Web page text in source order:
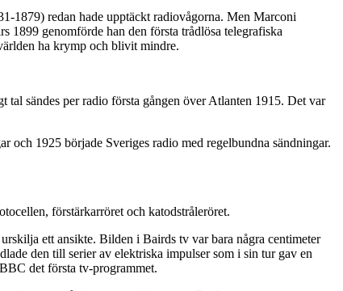
1879) redan hade upptäckt radiovågorna. Men Marconi
1899 genomförde han den första trådlösa telegrafiska
ha krymp och blivit mindre.
sändes per radio första gången över Atlanten 1915. Det var
och 1925 började Sveriges radio med regelbundna sändningar.
förstärkarröret och katodstråleröret.
ett ansikte. Bilden i Bairds tv var bara några centimeter
den till serier av elektriska impulser som i sin tur gav en
det första tv-programmet.